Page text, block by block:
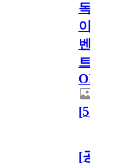
독
이
벤
트
OPEN!
[5]
[공